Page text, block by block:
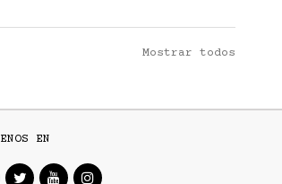
Mostrar todos
EN